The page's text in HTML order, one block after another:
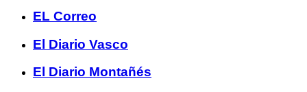
EL Correo
El Diario Vasco
El Diario Montañés